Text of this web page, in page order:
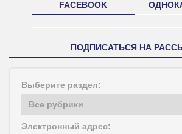
FACEBOOK
ПОДПИСАТЬСЯ НА
Выберите раздел:
Электронный адрес: